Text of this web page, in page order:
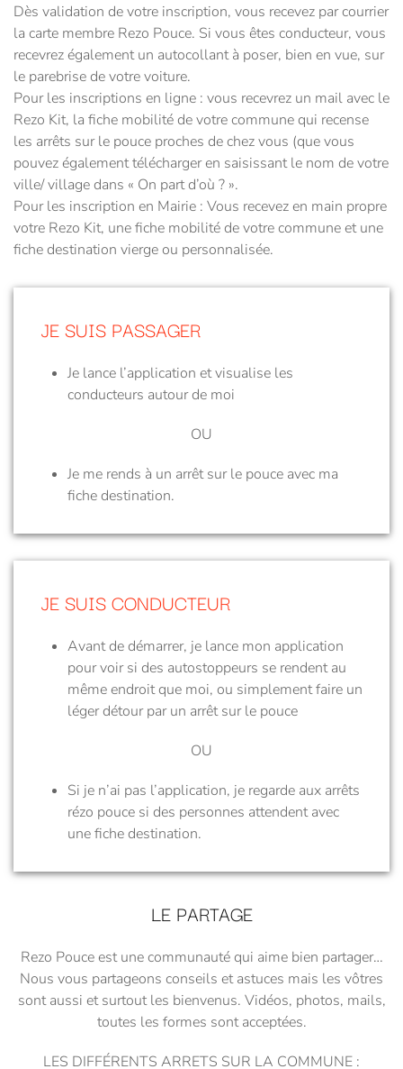
Dès validation de votre inscription, vous recevez par courrier
la carte membre Rezo Pouce. Si vous êtes conducteur, vous
recevrez également un autocollant à poser, bien en vue, sur
le parebrise de votre voiture.
Pour les inscriptions en ligne : vous recevrez un mail avec le
Rezo Kit, la fiche mobilité de votre commune qui recense
les arrêts sur le pouce proches de chez vous (que vous
pouvez également télécharger en saisissant le nom de votre
ville/ village dans « On part d’où ? ».
Pour les inscription en Mairie : Vous recevez en main propre
votre Rezo Kit, une fiche mobilité de votre commune et une
fiche destination vierge ou personnalisée.
JE SUIS PASSAGER
Je lance l’application et visualise les
conducteurs autour de moi
OU
Je me rends à un arrêt sur le pouce avec ma
fiche destination.
JE SUIS CONDUCTEUR
Avant de démarrer, je lance mon application
pour voir si des autostoppeurs se rendent au
même endroit que moi, ou simplement faire un
léger détour par un arrêt sur le pouce
OU
Si je n’ai pas l’application, je regarde aux arrêts
rézo pouce si des personnes attendent avec
une fiche destination.
LE PARTAGE
Rezo Pouce est une communauté qui aime bien partager…
Nous vous partageons conseils et astuces mais les vôtres
sont aussi et surtout les bienvenus. Vidéos, photos, mails,
toutes les formes sont acceptées.
LES DIFFÉRENTS ARRETS SUR LA COMMUNE :